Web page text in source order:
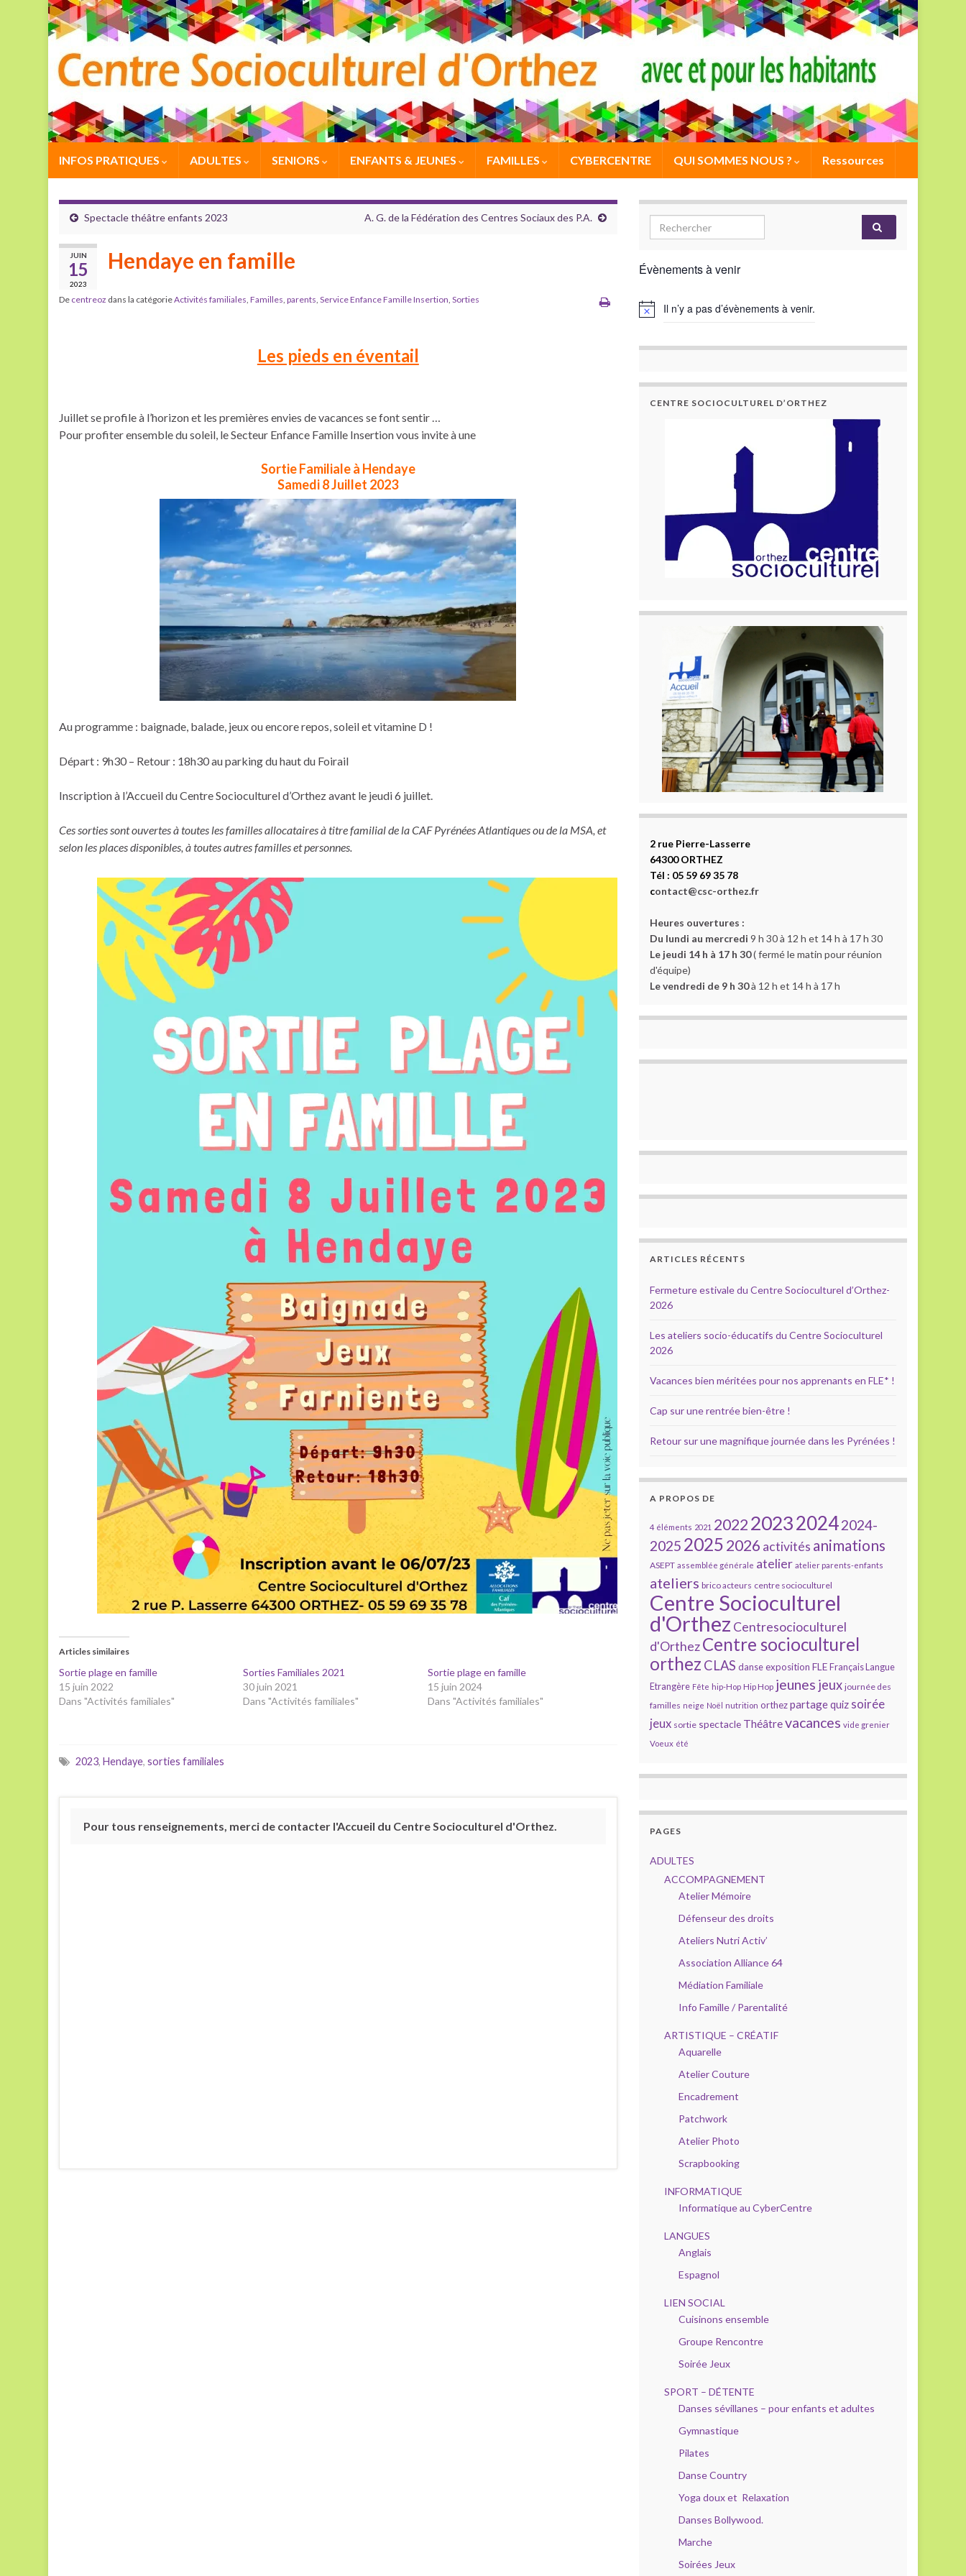
INFOS PRATIQUES ADULTES SENIORS ENFANTS & JEUNES FAMILLES CYBERCENTRE QUI SOMMES NOUS ? Ressources
Spectacle théâtre enfants 2023 A. G. de la Fédération des Centres Sociaux des P.A.
JUIN
15
2023
Hendaye en famille
De centreoz dans la catégorieActivités familiales, Familles, parents, Service Enfance Famille Insertion, Sorties
Les pieds en éventail
Juillet se profile à l’horizon et les premières envies de vacances se font sentir …
Pour profiter ensemble du soleil, le Secteur Enfance Famille Insertion vous invite à une
Sortie Familiale à Hendaye
Samedi 8 Juillet 2023
Au programme : baignade, balade, jeux ou encore repos, soleil et vitamine D !
Départ : 9h30 – Retour : 18h30 au parking du haut du Foirail
Inscription à l’Accueil du Centre Socioculturel d’Orthez avant le jeudi 6 juillet.
Ces sorties sont ouvertes à toutes les familles allocataires à titre familial de la CAF Pyrénées Atlantiques ou de la MSA, et
selon les places disponibles, à toutes autres familles et personnes.
Articles similaires
Sortie plage en famille
15 juin 2022
Dans "Activités familiales"
Sorties Familiales 2021
30 juin 2021
Dans "Activités familiales"
Sortie plage en famille
15 juin 2024
Dans "Activités familiales"
2023, Hendaye, sorties familiales
Pour tous renseignements, merci de contacter l'Accueil du Centre Socioculturel d'Orthez.
Évènements à venir
Il n’y a pas d’évènements à venir.
CENTRE SOCIOCULTUREL D’ORTHEZ
2 rue Pierre-Lasserre
64300 ORTHEZ
Tél : 05 59 69 35 78
contact@csc-orthez.fr
Heures ouvertures :
Du lundi au mercredi 9 h 30 à 12 h et 14 h à 17 h 30
Le jeudi 14 h à 17 h 30( fermé le matin pour réunion
d'équipe)
Le vendredi de 9 h 30à 12 h et 14 h à 17 h
ARTICLES RÉCENTS
Fermeture estivale du Centre Socioculturel d’Orthez-
2026
Les ateliers socio-éducatifs du Centre Socioculturel
2026
Vacances bien méritées pour nos apprenants en FLE* !
Cap sur une rentrée bien-être !
Retour sur une magnifique journée dans les Pyrénées !
A PROPOS DE
4 éléments 2021 2022202320242024-
2025 20252026 activités animations
ASEPT assemblée générale atelier atelier parents-enfants
ateliers brico acteurs centre socioculturel
Centre Socioculturel
d'Orthez Centresocioculturel
d'Orthez Centre socioculturel
orthez CLAS danse exposition FLE Français Langue
Etrangère Fête hip-Hop Hip Hop jeunes jeux journée des
familles neige Noël nutrition orthez partagequiz soirée
jeux sortie spectacle Théâtrevacances vide grenier
Voeux été
PAGES
ADULTES
ACCOMPAGNEMENT
Atelier Mémoire
Défenseur des droits
Ateliers Nutri Activ’
Association Alliance 64
Médiation Familiale
Info Famille / Parentalité
ARTISTIQUE – CRÉATIF
Aquarelle
Atelier Couture
Encadrement
Patchwork
Atelier Photo
Scrapbooking
INFORMATIQUE
Informatique au CyberCentre
LANGUES
Anglais
Espagnol
LIEN SOCIAL
Cuisinons ensemble
Groupe Rencontre
Soirée Jeux
SPORT – DÉTENTE
Danses sévillanes – pour enfants et adultes
Gymnastique
Pilates
Danse Country
Yoga doux et Relaxation
Danses Bollywood.
Marche
Soirées Jeux